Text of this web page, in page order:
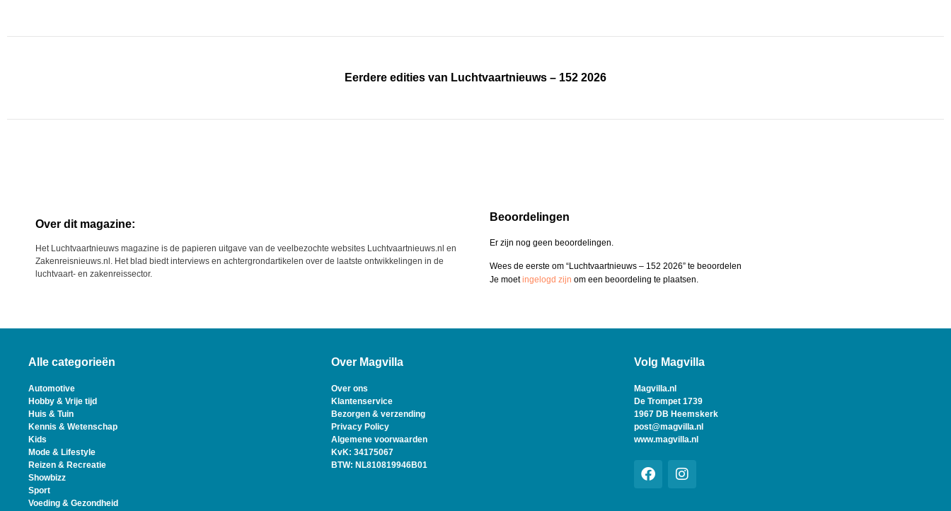
Eerdere edities van Luchtvaartnieuws – 152 2026
Over dit magazine:
Het Luchtvaartnieuws magazine is de papieren uitgave van de veelbezochte websites Luchtvaartnieuws.nl en
Zakenreisnieuws.nl. Het blad biedt interviews en achtergrondartikelen over de laatste ontwikkelingen in de
luchtvaart- en zakenreissector.
Beoordelingen
Er zijn nog geen beoordelingen.
Wees de eerste om “Luchtvaartnieuws – 152 2026” te beoordelen
Je moetingelogd zijn om een beoordeling te plaatsen.
Alle categorieën
Automotive
Hobby & Vrije tijd
Huis & Tuin
Kennis & Wetenschap
Kids
Mode & Lifestyle
Reizen & Recreatie
Showbizz
Sport
Voeding & Gezondheid
Over Magvilla
Over ons
Klantenservice
Bezorgen & verzending
Privacy Policy
Algemene voorwaarden
KvK: 34175067
BTW: NL810819946B01
Volg Magvilla
Magvilla.nl
De Trompet 1739
1967 DB Heemskerk
post@magvilla.nl
www.magvilla.nl